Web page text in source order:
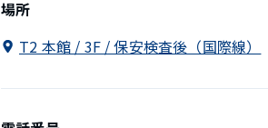
場所
T2 本館 / 3F / 保安検査後（国際線）